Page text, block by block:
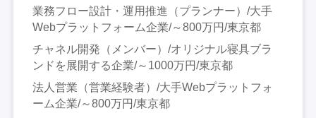
業務フロー設計・運用推進（プランナー）/大手
Webプラットフォーム企業/～800万円/東京都
チャネル開発（メンバー）/オリジナル寝具ブラ
ンドを展開する企業/～1000万円/東京都
法人営業（営業経験者）/大手Webプラットフォ
ーム企業/～800万円/東京都